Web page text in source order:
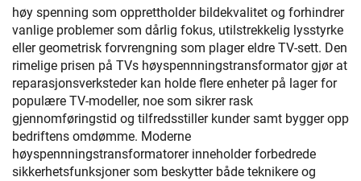
høy spenning som opprettholder bildekvalitet og forhindrer
vanlige problemer som dårlig fokus, utilstrekkelig lysstyrke
eller geometrisk forvrengning som plager eldre TV-sett. Den
rimelige prisen på TVs høyspennningstransformator gjør at
reparasjonsverksteder kan holde flere enheter på lager for
populære TV-modeller, noe som sikrer rask
gjennomføringstid og tilfredsstiller kunder samt bygger opp
bedriftens omdømme. Moderne
høyspennningstransformatorer inneholder forbedrede
sikkerhetsfunksjoner som beskytter både teknikere og